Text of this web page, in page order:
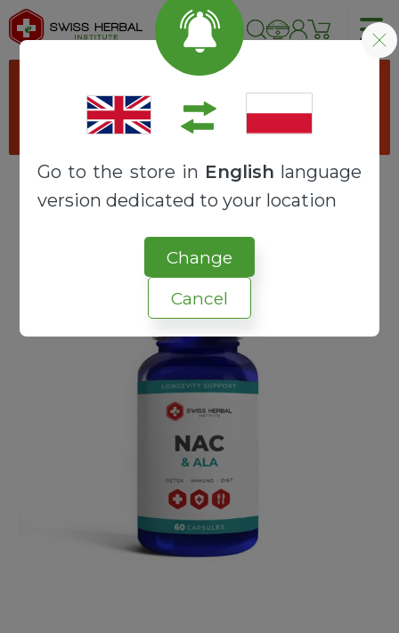
Go to the store in English language
version dedicated to your location
Change
Cancel
przechodząc do produktu "
wegetariańskie
".
RECEPTURY SYNERGY NAC + ALA